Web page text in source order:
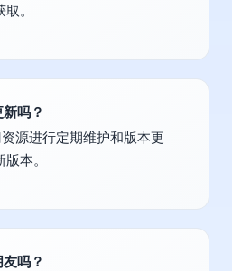
。
吗？
源进行定期维护和版本更
本。
吗？